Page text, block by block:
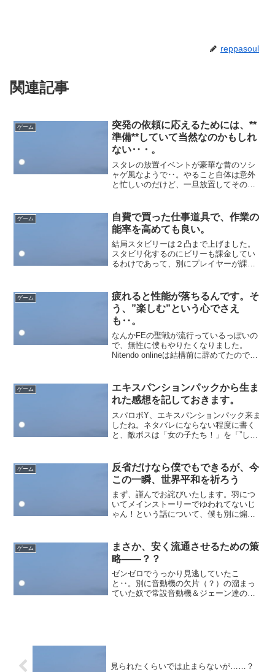
reppasoul
関連記事
ゲーム
突発の依頼に応えるためには、**
準備**していて当然なのかもしれ
ない‥・。
スタレの放置イベントが豪華な昔のソシ
ャゲ風なようで‥。やること自体は意外
と忙しいのだけど、一旦放置してその分
の時代の方が好きだったという人も多い
かもしれません。それを豪華...
ゲーム
自費で買った仕事道具で、作業の
能率を高めても良い。
結局スタビリーは２凸まで上げました。
スタビリ化するのにビリーも課金してい
るわけであって、別にプレイヤーが課金
凸目に突入するかは運次第‥。配布ポリ
クロ即投入でじわ...
ゲーム
疲れると性能が落ちるんです。そ
う、”楽しむ”という心でさえ
も‥。
なんかFEの聖戦が流行っているっぽいの
で、無性に僕もやりたくなりました。
Nitendo onlineは結構前に辞めてたので、
で休むし‥ということで入り直してみま
した。２...
ゲーム
エキスパンションパックから生ま
れた感想を記しておきます。
スパロボY、エキスパンションパック来ま
したね。ネタバレにならない程度に書く
と、敵ボスは「女の子たち！」を「”しな
要ってある‥？」とどうしても思ってし
まうと言うか。一途...
ゲーム
反省だけなら僕でもできるが、今
この一瞬、世界平和を祈ろう
まず、謹んでお詫びいたします。羽につ
いてメインストーリーでゆわれてないじ
ゃん！という話について、僕も別に煽っ
ごもっとも‥。別にリーダーという役割
があり。ダンス担当という...
ゲーム
まさか、安く流通させるための策
略――？？
ゼンゼロでうっかり見逃していたこ
と‥。別に音動機の欠片（？）の溜まっ
ていた奴で常設音動機＆ジェーン達の分
見られたくらいでは止まらないが……？